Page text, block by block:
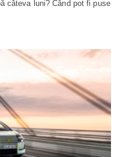
câteva luni? Când pot fi puse